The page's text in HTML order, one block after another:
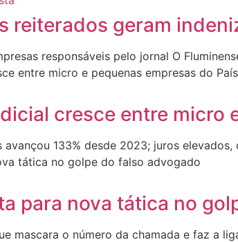
reiterados geram
responsáveis pelo jornal O
cresce entre micro
avançou 133% desde 2023; juros
para nova tática no
mascara o número da chamada e faz a